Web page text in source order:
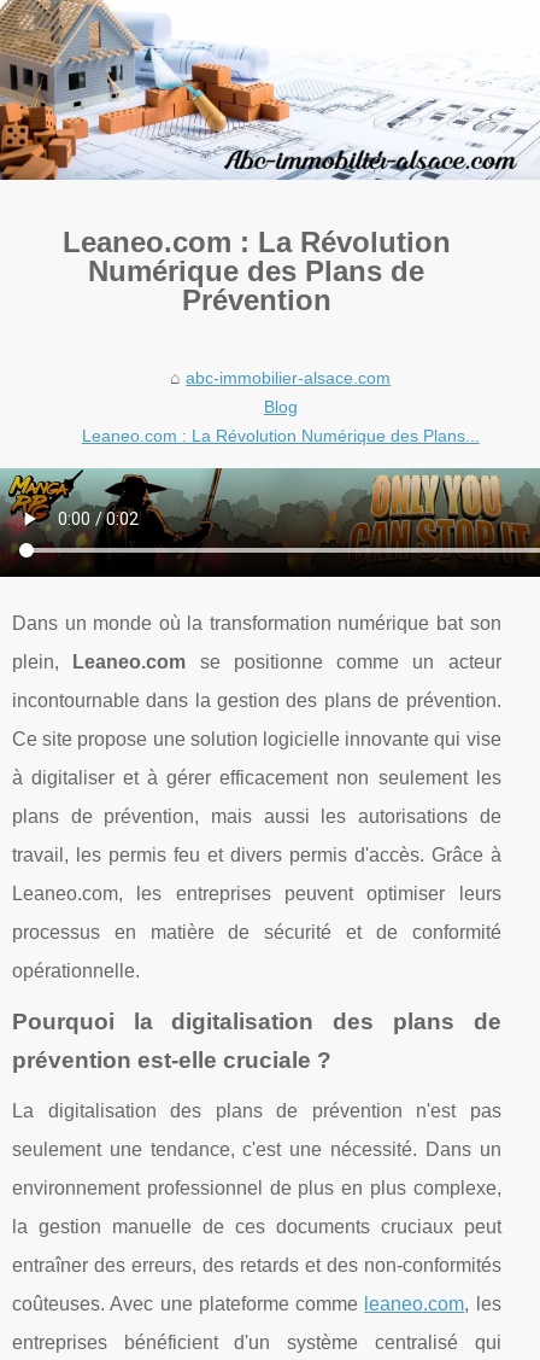
Leaneo.com : La Révolution
Numérique des Plans de
Prévention
abc-immobilier-alsace.com
Blog
Leaneo.com : La Révolution Numérique des Plans...
Dans un monde où la transformation numérique bat son
plein,
Leaneo.com se positionne comme un acteur
incontournable dans la gestion des plans de prévention.
Ce site propose une solution logicielle innovante qui vise
à digitaliser et à gérer efficacement non seulement les
plans de prévention, mais aussi les autorisations de
travail, les permis feu et divers permis d'accès. Grâce à
Leaneo.com, les entreprises peuvent optimiser leurs
processus en matière de sécurité et de conformité
opérationnelle.
Pourquoi la digitalisation des plans de
prévention est-elle cruciale ?
La digitalisation des plans de prévention n'est pas
seulement une tendance, c'est une nécessité. Dans un
environnement professionnel de plus en plus complexe,
la gestion manuelle de ces documents cruciaux peut
entraîner des erreurs, des retards et des non-conformités
coûteuses. Avec une plateforme comme leaneo.com, les
entreprises bénéficient d'un système centralisé qui